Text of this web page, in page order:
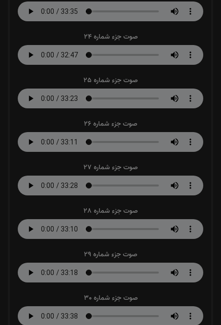
صوت جزء شماره 24
صوت جزء شماره 25
صوت جزء شماره 26
صوت جزء شماره 27
صوت جزء شماره 28
صوت جزء شماره 29
صوت جزء شماره 30